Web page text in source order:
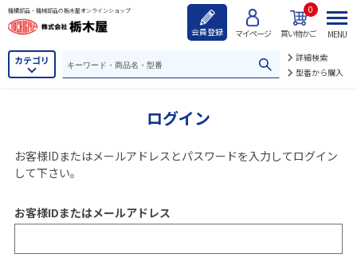
機構部品・機械部品の栃木屋オンラインショップ
会員登録 マイページ 買い物かご
0
カテゴリ
詳細検索
型番から購入
MENU
ログイン
お客様IDまたはメールアドレス とパスワードを入力してログイン
して下さい。
お客様IDまたはメールアドレス